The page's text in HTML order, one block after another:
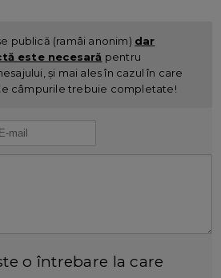
publică (ramâi anonim) dar
este necesară pentru
și mai ales în cazul în care
câmpurile trebuie completate!
o întrebare la care